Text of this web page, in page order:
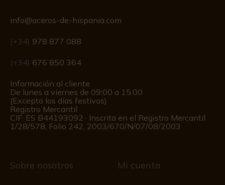
info@aceros-de-hispania.com
(+34) 978 877 088
(+34) 676 850 364
Información al cliente
De lunes a viernes de 09:00 a 15:00
(Excepto los días festivos)
Registro Mercantil
CIF: ES B44193092 · Inscrita en el Registro Mercantil
1/28/578, Folio 242, 2003/670/N/07/08/2003
Sobre nosotros Mi cuenta